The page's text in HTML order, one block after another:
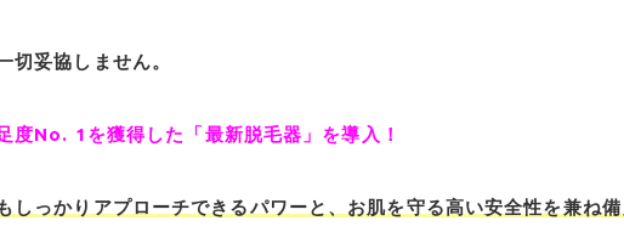
切妥協しません。
度No. 1を獲得した「最新脱毛器」を導入！
しっかりアプローチできるパワーと、お肌を守る高い安全性を兼ね備